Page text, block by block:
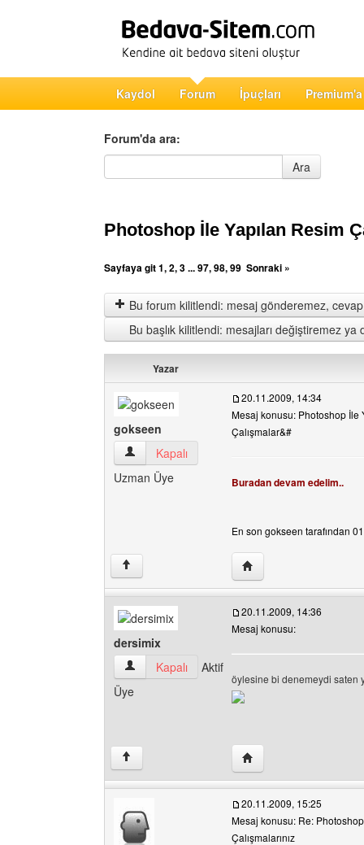
Kaydol Forum İpuçları
Forum'da ara:
Forum'da ara
Ara
Photoshop İle Yapılan Resim
Sayfaya git1,2,3...97,98,99 Sonraki »
Bu forum kilitlendi: mesaj gönderemez,
Bu başlık kilitlendi: mesajları değiştiremez ya
Yazar
gokseen
gokseen Kullanıcının profilini görüntüle
Kapalı
Uzman Üye
20.11.2009, 14:34
Mesaj konusu: Photoshop İle
Çalışmalar&#
Buradan devam edelim..
En son gokseen tarafından
↑ Yazarın web sitesini
dersimix
dersimix Kullanıcının profilini görüntüle
Kapalı
Aktif
Üye
20.11.2009, 14:36
Mesaj konusu:
öylesine bi denemeydi saten
↑ Yazarın web sitesini
20.11.2009, 15:25
Mesaj konusu: Re:
Çalışmalarınız